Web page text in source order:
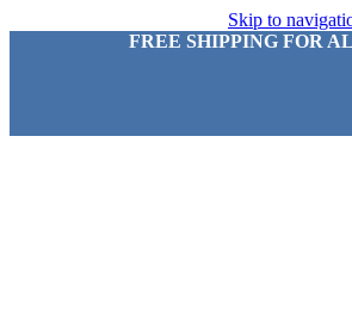
Skip to
FREE SHIPPING FOR